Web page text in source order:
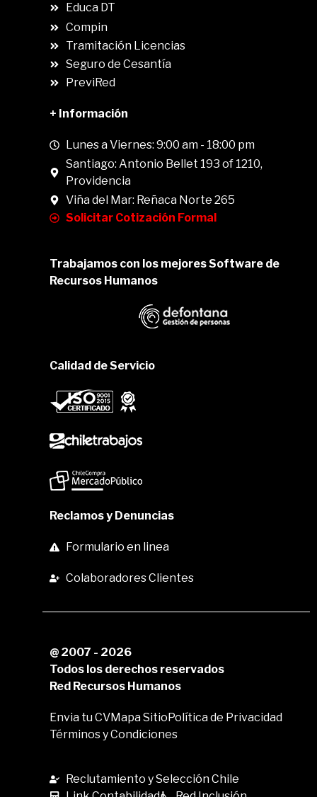
Educa DT
Compin
Tramitación Licencias
Seguro de Cesantía
PreviRed
+ Información
Lunes a Viernes: 9:00 am - 18:00 pm
Santiago: Antonio Bellet 193 of 1210,
Providencia
Viña del Mar: Reñaca Norte 265
Solicitar Cotización Formal
Trabajamos con los mejores Software de
Recursos Humanos
Calidad de Servicio
Reclamos y Denuncias
Formulario en linea
Colaboradores Clientes
@ 2007 - 2026
Todos los derechos reservados
Red Recursos Humanos
Envia tu CVMapa SitioPolítica de Privacidad
Términos y Condiciones
Reclutamiento y Selección Chile